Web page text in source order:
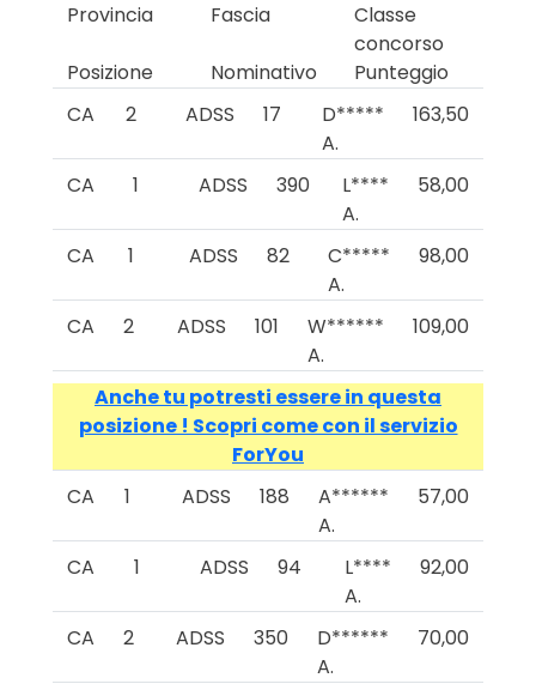
Provincia
Fascia
Classe
concorso
Posizione
Nominativo
Punteggio
CA
2 ADSS 17
D*****
A.
163,50
CA 1 ADSS 390
L****
A.
58,00
CA 1 ADSS 82
C*****
A.
98,00
CA 2 ADSS 101
W******
A.
109,00
Anche tu potresti essere in questa
posizione ! Scopri come con il servizio
ForYou
CA
1 ADSS 188
A******
A.
57,00
CA 1 ADSS 94
L****
A.
92,00
CA 2 ADSS 350
D******
A.
70,00